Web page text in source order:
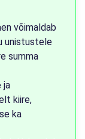
võimaldab
unistustele
summa
ja
kiire,
ka